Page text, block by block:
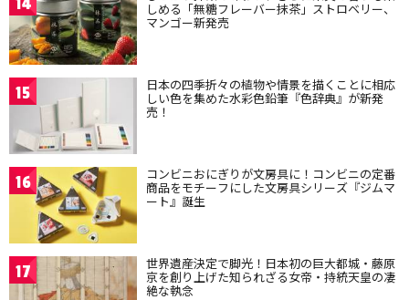
しめる「無糖フレーバー抹茶」ストロベリー、
マンゴー新発売
15 日本の四季折々の植物や情景を描くことに相応
しい色を集めた水彩色鉛筆『色辞典』が新発
売！
16 コンビニおにぎりが文房具に！コンビニの定番
商品をモチーフにした文房具シリーズ『ジムマ
ート』誕生
17 世界遺産決定で脚光！日本初の巨大都城・藤原
京を創り上げた知られざる女帝・持統天皇の凄
絶な執念